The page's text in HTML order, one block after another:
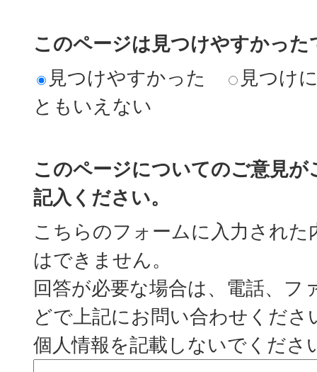
このページは見つけやすかった
見つけやすかった
見つけ
ともいえない
このページについてのご意見
記入ください。
こちらのフォームに入力された
はできません。
回答が必要な場合は、電話、フ
どで上記にお問い合わせくださ
個人情報を記載しないでくださ